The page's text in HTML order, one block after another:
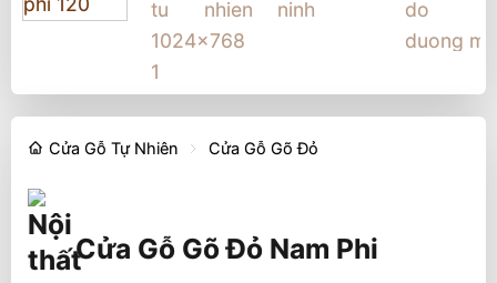
Cửa Gỗ Tự Nhiên Cửa Gỗ Gõ Đỏ
Cửa Gỗ Gõ Đỏ Nam Phi